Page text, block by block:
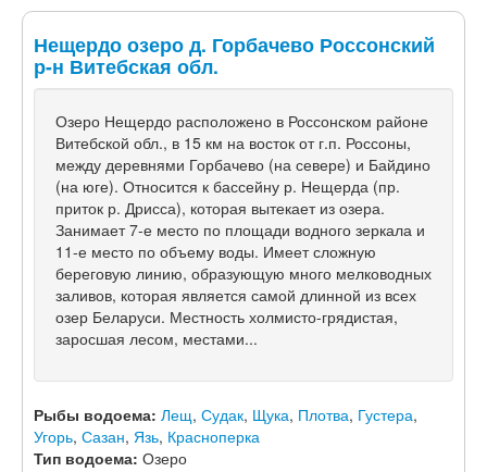
Нещердо озеро д. Горбачево Россонский
р-н Витебская обл.
Озеро Нещердо расположено в Россонском районе
Витебской обл., в 15 км на восток от г.п. Россоны,
между деревнями Горбачево (на севере) и Байдино
(на юге). Относится к бассейну р. Нещерда (пр.
приток р. Дрисса), которая вытекает из озера.
Занимает 7-е место по площади водного зеркала и
11-е место по объему воды. Имеет сложную
береговую линию, образующую много мелководных
заливов, которая является самой длинной из всех
озер Беларуси. Местность холмисто-грядистая,
заросшая лесом, местами...
Рыбы водоема: Лещ, Судак, Щука, Плотва, Густера,
Угорь, Сазан, Язь, Красноперка
Тип водоема: Озеро